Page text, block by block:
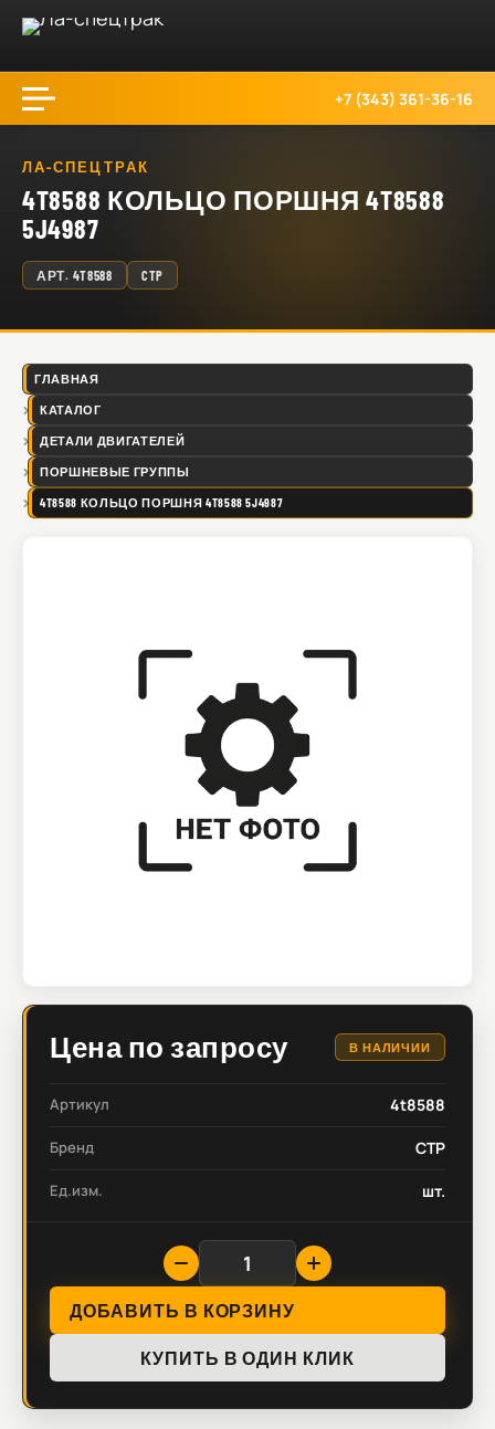
+7 (343) 361-36-16
ЛА-СПЕЦТРАК
4T8588 КОЛЬЦО ПОРШНЯ 4T8588
5J4987
АРТ. 4T8588 CTP
ГЛАВНАЯ
КАТАЛОГ
ДЕТАЛИ ДВИГАТЕЛЕЙ
ПОРШНЕВЫЕ ГРУППЫ
4T8588 КОЛЬЦО ПОРШНЯ 4T8588 5J4987
Цена по запросу В НАЛИЧИИ
Артикул 4t8588
Бренд CTP
Ед.изм. шт.
ДОБАВИТЬ В КОРЗИНУ
КУПИТЬ В ОДИН КЛИК